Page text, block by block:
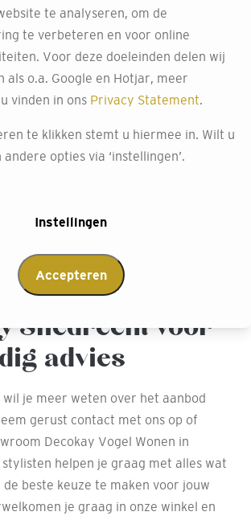
om de ARTE behang collectie zelf te
je door honderden inspiratieboeken
panelen bewonderen die beplakt zijn
Wil je een voorbeeld van hoe
met het behang van jouw keuze. Wij
perfecte interieur samen te stellen.
op met
Sliedrecht voor
advies
je meer weten over het aanbod
gerust contact met ons op of
Decokay Vogel Wonen in
stylisten helpen je graag met alles wat
beste keuze te maken voor jouw
je graag in onze winkel en
te analyseren, om de
te verbeteren en voor online
Voor deze doeleinden delen wij
als o.a. Google en Hotjar, meer
vinden in ons Privacy Statement.
te klikken stemt u hiermee in. Wilt u
opties via ‘instellingen’.
Instellingen
Accepteren